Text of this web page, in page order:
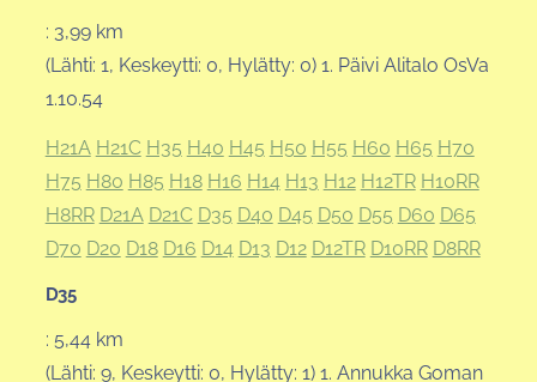
: 3,99 km
(Lähti: 1, Keskeytti: 0, Hylätty: 0) 1. Päivi Alitalo OsVa
1.10.54
H21A H21C H35 H40 H45 H50 H55 H60 H65 H70
H75 H80 H85 H18 H16 H14 H13 H12 H12TR H10RR
H8RR D21A D21C D35 D40 D45 D50 D55 D60 D65
D70 D20 D18 D16 D14 D13 D12 D12TR D10RR D8RR
D35
: 5,44 km
(Lähti: 9, Keskeytti: 0, Hylätty: 1) 1. Annukka Goman